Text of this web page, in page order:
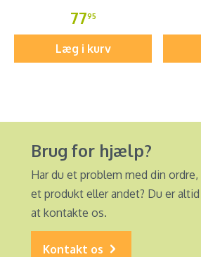
7795
Læg i kurv
Brug for hjælp?
Har du et problem med din
et produkt eller andet? Du er
at kontakte os.
Kontakt os